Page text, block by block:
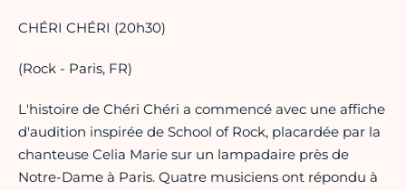
CHÉRI CHÉRI (20h30)
(Rock - Paris, FR)
L'histoire de Chéri Chéri a commencé avec une affiche
d'audition inspirée de School of Rock, placardée par la
chanteuse Celia Marie sur un lampadaire près de
Notre-Dame à Paris. Quatre musiciens ont répondu à